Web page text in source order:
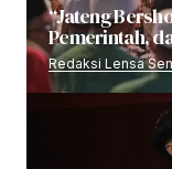
“Jateng
Pemerintah,
Redaksi Lensa